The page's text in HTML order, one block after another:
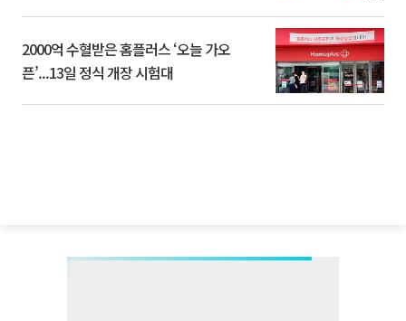
2000억 수혈받은 홈플러스 ‘오늘 가오
픈’...13일 정식 개장 시험대